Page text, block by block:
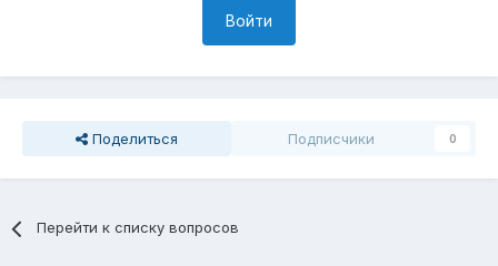
Войти
Поделиться Подписчики 0
Перейти к списку вопросов